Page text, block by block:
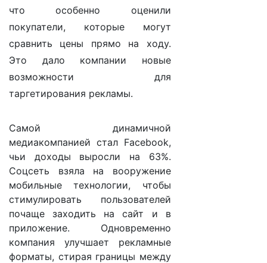
что особенно оценили
покупатели, которые могут
сравнить цены прямо на ходу.
Это дало компании новые
возможности для
таргетирования рекламы.
Самой динамичной
медиакомпанией стал Facebook,
чьи доходы выросли на 63%.
Соцсеть взяла на вооружение
мобильные технологии, чтобы
стимулировать пользователей
почаще заходить на сайт и в
приложение. Одновременно
компания улучшает рекламные
форматы, стирая границы между